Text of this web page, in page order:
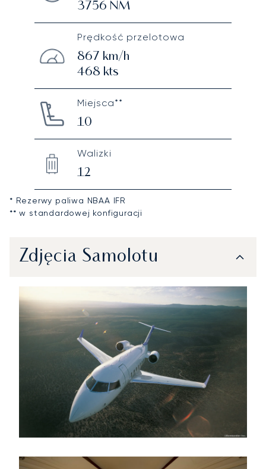
3756 NM
Prędkość przelotowa
867 km/h
468 kts
Miejsca**
10
Walizki
12
* Rezerwy paliwa NBAA IFR
** w standardowej konfiguracji
Zdjęcia Samolotu